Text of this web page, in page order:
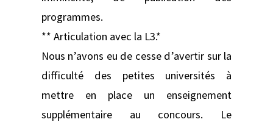
programmes.
** Articulation avec la L3.*
Nous n’avons eu de cesse d’avertir sur la
difficulté des petites universités à
mettre en place un enseignement
supplémentaire au concours. Le